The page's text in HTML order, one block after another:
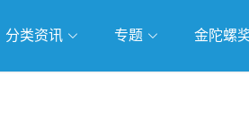
分类资讯 专题 金陀螺